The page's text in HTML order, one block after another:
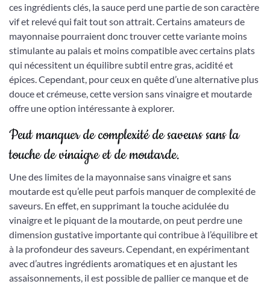
ces ingrédients clés, la sauce perd une partie de son caractère
vif et relevé qui fait tout son attrait. Certains amateurs de
mayonnaise pourraient donc trouver cette variante moins
stimulante au palais et moins compatible avec certains plats
qui nécessitent un équilibre subtil entre gras, acidité et
épices. Cependant, pour ceux en quête d’une alternative plus
douce et crémeuse, cette version sans vinaigre et moutarde
offre une option intéressante à explorer.
Peut manquer de complexité de saveurs sans la
touche de vinaigre et de moutarde.
Une des limites de la mayonnaise sans vinaigre et sans
moutarde est qu’elle peut parfois manquer de complexité de
saveurs. En effet, en supprimant la touche acidulée du
vinaigre et le piquant de la moutarde, on peut perdre une
dimension gustative importante qui contribue à l’équilibre et
à la profondeur des saveurs. Cependant, en expérimentant
avec d’autres ingrédients aromatiques et en ajustant les
assaisonnements, il est possible de pallier ce manque et de